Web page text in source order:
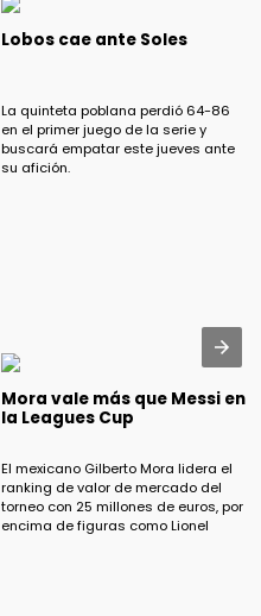
Lobos cae ante Soles
La quinteta poblana perdió 64-86
en el primer juego de la serie y
buscará empatar este jueves ante
su afición.
Mora vale más que Messi en
la Leagues Cup
El mexicano Gilberto Mora lidera el
ranking de valor de mercado del
torneo con 25 millones de euros, por
encima de figuras como Lionel